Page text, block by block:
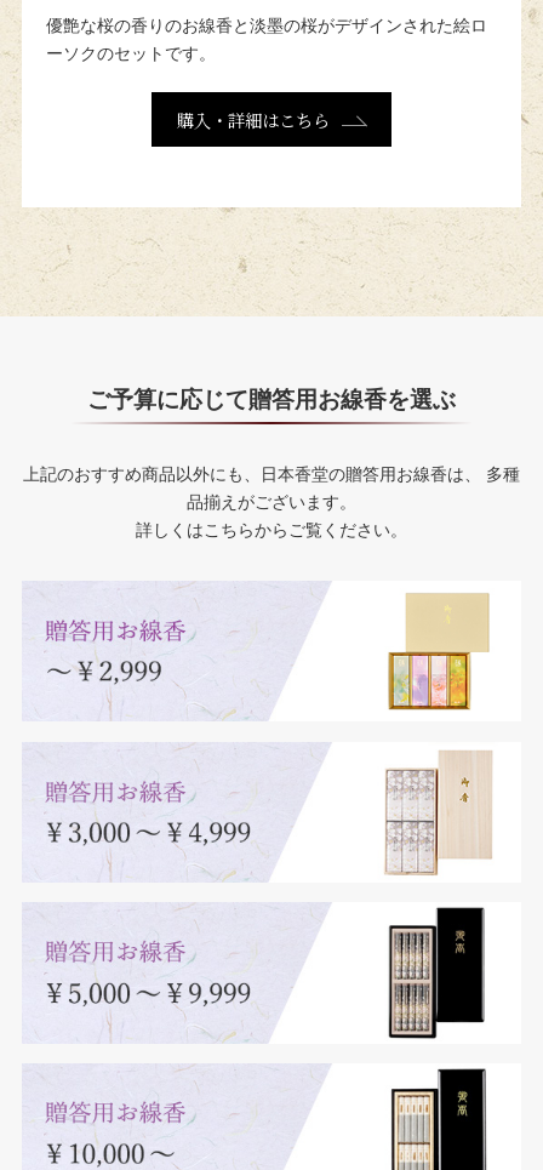
優艶な桜の香りのお線香と淡墨の桜がデザインされた絵ロ
ーソクのセットです。
購入・詳細はこちら
ご予算に応じて贈答用お線香を選ぶ
上記のおすすめ商品以外にも、日本香堂の贈答用お線香は、
多種
品揃えがございます。
詳しくはこちらからご覧ください。